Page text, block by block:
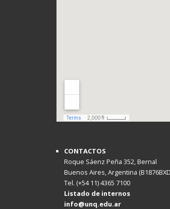
CONTACTOS
Roque Sáenz Peña 352, Bernal
Buenos Aires, Argentina
Tel. (+54 11) 4365 7100
Listado de internos
info@unq.edu.ar